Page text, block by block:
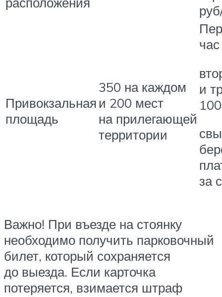
Привокзальная
площадь
350 на каждом
и 200 мест
на прилегающей
территории
и
за
Важно! При въезде на стоянку
необходимо получить парковочный
билет, который сохраняется
до выезда. Если карточка
потеряется, взимается штраф